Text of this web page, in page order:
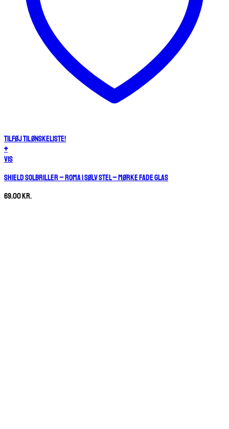
Tilføj til ønskeliste!
+
Vis
Shield solbriller – Roma | Sølv stel – Mørke fade glas
69.00kr.